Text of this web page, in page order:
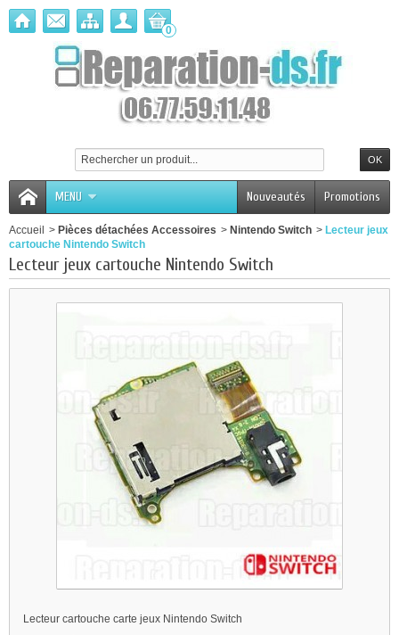
0
MENU Promotions
Nouveautés
Accueil > Pièces détachées Accessoires > Nintendo Switch > Lecteur jeux
cartouche Nintendo Switch
Lecteur jeux cartouche Nintendo Switch
Lecteur cartouche carte jeux Nintendo Switch